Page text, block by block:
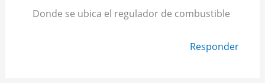
Donde se ubica el regulador de combustible
Responder